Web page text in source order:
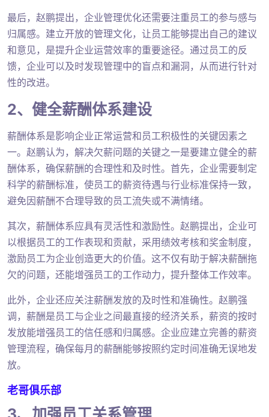
最后，赵鹏提出，企业管理优化还需要注重员工的参与感与
归属感。建立开放的管理文化，让员工能够提出自己的建议
和意见，是提升企业运营效率的重要途径。通过员工的反
馈，企业可以及时发现管理中的盲点和漏洞，从而进行针对
性的改进。
2、健全薪酬体系建设
薪酬体系是影响企业正常运营和员工积极性的关键因素之
一。赵鹏认为，解决欠薪问题的关键之一是要建立健全的薪
酬体系，确保薪酬的合理性和及时性。首先，企业需要制定
科学的薪酬标准，使员工的薪资待遇与行业标准保持一致，
避免因薪酬不合理导致的员工流失或不满情绪。
其次，薪酬体系应具有灵活性和激励性。赵鹏提出，企业可
以根据员工的工作表现和贡献，采用绩效考核和奖金制度，
激励员工为企业创造更大的价值。这不仅有助于解决薪酬拖
欠的问题，还能增强员工的工作动力，提升整体工作效率。
此外，企业还应关注薪酬发放的及时性和准确性。赵鹏强
调，薪酬是员工与企业之间最直接的经济关系，薪资的按时
发放能增强员工的信任感和归属感。企业应建立完善的薪资
管理流程，确保每月的薪酬能够按照约定时间准确无误地发
放。
老哥俱乐部